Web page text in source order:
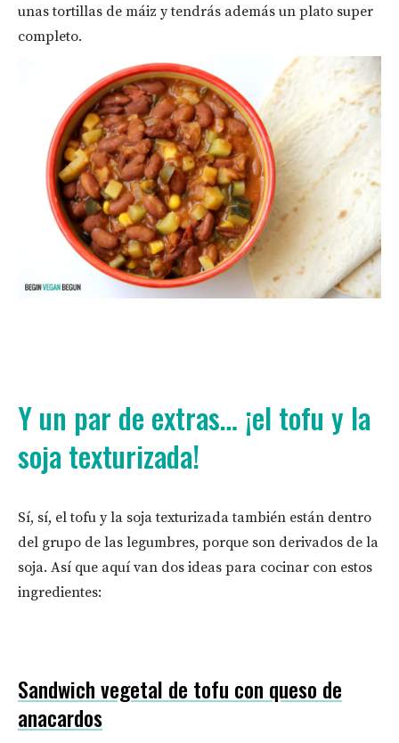
unas tortillas de máiz y tendrás además un plato super
completo.
Y un par de extras… ¡el tofu y la
soja texturizada!
Sí, sí, el tofu y la soja texturizada también están dentro
del grupo de las legumbres, porque son derivados de la
soja. Así que aquí van dos ideas para cocinar con estos
ingredientes:
Sandwich vegetal de tofu con queso de
anacardos